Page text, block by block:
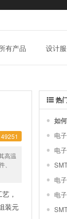
有产品 设计
高温
，
装元
热
如
电